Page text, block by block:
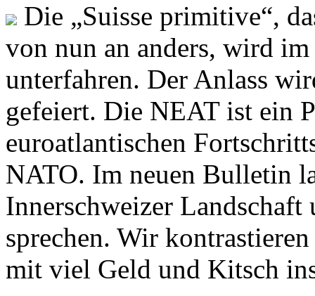
Die „Suisse primitive“,
von nun an anders, wird
unterfahren. Der Anlass
gefeiert. Die NEAT ist ein
euroatlantischen
NATO. Im neuen Bulletin
Innerschweizer
sprechen. Wir
mit viel Geld und Kitsch